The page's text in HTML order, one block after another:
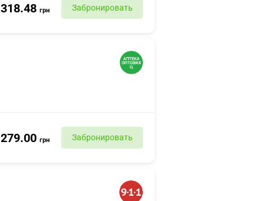
318.48 грн Забронировать
279.00 грн Забронировать